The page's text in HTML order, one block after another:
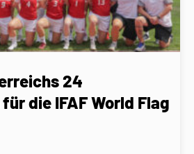
24
die IFAF World Flag